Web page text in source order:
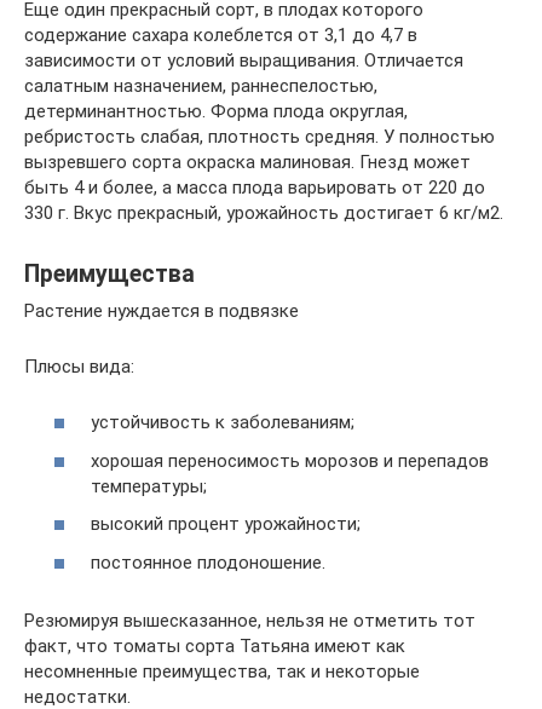
Еще один прекрасный сорт, в плодах которого
содержание сахара колеблется от 3,1 до 4,7 в
зависимости от условий выращивания. Отличается
салатным назначением, раннеспелостью,
детерминантностью. Форма плода округлая,
ребристость слабая, плотность средняя. У полностью
вызревшего сорта окраска малиновая. Гнезд может
быть 4 и более, а масса плода варьировать от 220 до
330 г. Вкус прекрасный, урожайность достигает 6 кг/м2.
Преимущества
Растение нуждается в подвязке
Плюсы вида:
устойчивость к заболеваниям;
хорошая переносимость морозов и перепадов
температуры;
высокий процент урожайности;
постоянное плодоношение.
Резюмируя вышесказанное, нельзя не отметить тот
факт, что томаты сорта Татьяна имеют как
несомненные преимущества, так и некоторые
недостатки.